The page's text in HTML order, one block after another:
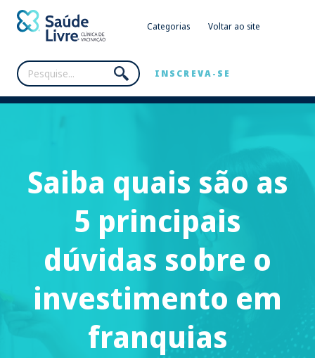
Categorias Voltar ao site
INSCREVA-SE
Saiba quais são as
5 principais
dúvidas sobre o
investimento em
franquias